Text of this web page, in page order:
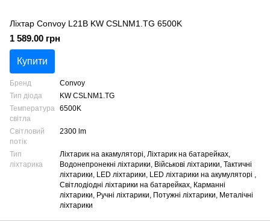
Ліхтар Convoy L21B KW CSLNM1.TG 6500K
1 589.00 грн
Купити
Бренд
Convoy
Тип діода
KW CSLNM1.TG
Температура
світла
6500K
Світловий
потік
2300 lm
Тип
ліхтарика
Ліхтарик на акамуляторі, Ліхтарик на батарейках,
Водонепронекні ліхтарики, Військові ліхтарики, Тактичні
ліхтарики, LED ліхтарики, LED ліхтарики на акумуляторі ,
Світлодіодні ліхтарики на батарейках, Карманні
ліхтарики, Ручні ліхтарики, Потужні ліхтарики, Металічні
ліхтарики